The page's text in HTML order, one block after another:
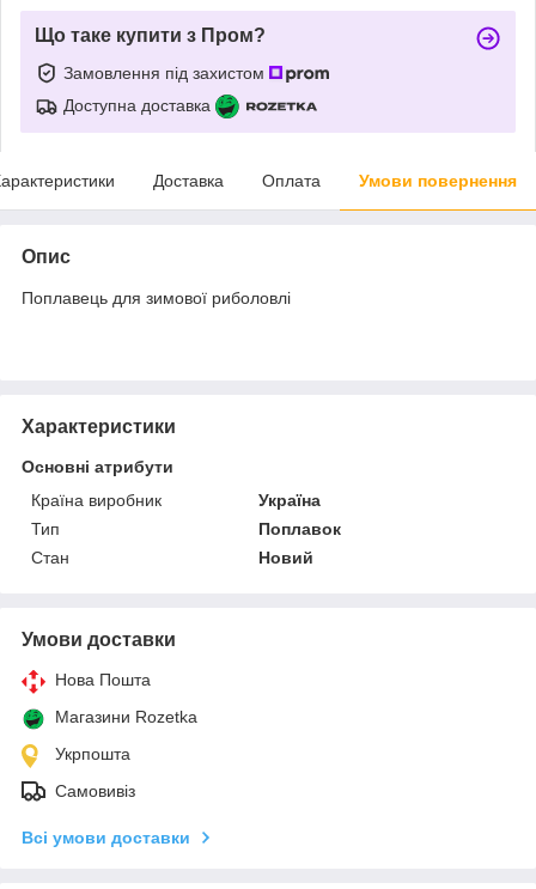
Що таке купити з Пром?
Замовлення під захистом
Доступна доставка
Доставка Оплата Умови повернення
Опис
Поплавець для зимової риболовлі
Характеристики
Основні атрибути
Країна виробник
Україна
Тип
Поплавок
Стан
Новий
Умови доставки
Нова Пошта
Магазини Rozetka
Укрпошта
Самовивіз
Всі умови доставки